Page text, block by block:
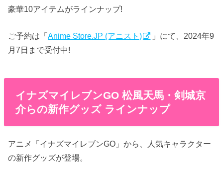
豪華10アイテムがラインナップ!
ご予約は「Anime Store.JP (アニスト)
」にて、2024年9
月7日まで受付中!
イナズマイレブンGO 松風天馬・剣城京
介らの新作グッズ ラインナップ
アニメ「イナズマイレブンGO」から、人気キャラクター
の新作グッズが登場。